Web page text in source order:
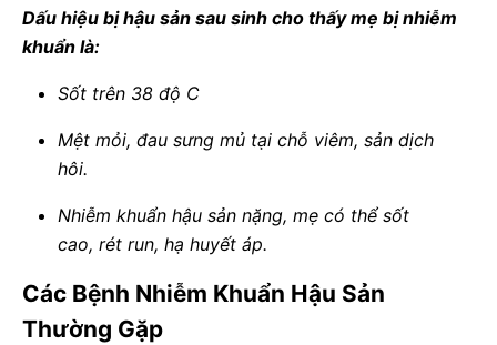
Dấu hiệu bị hậu sản sau sinh cho thấy mẹ bị nhiễm
khuẩn là:
Sốt trên 38 độ C
Mệt mỏi, đau sưng mủ tại chỗ viêm, sản dịch
hôi.
Nhiễm khuẩn hậu sản nặng, mẹ có thể sốt
cao, rét run, hạ huyết áp.
Các Bệnh Nhiễm Khuẩn Hậu Sản
Thường Gặp